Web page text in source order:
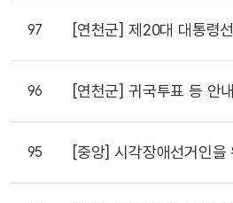
97 [연천군] 제20대 대통령
96 [연천군] 귀국투표 등 안
95 [중앙] 시각장애선거인을